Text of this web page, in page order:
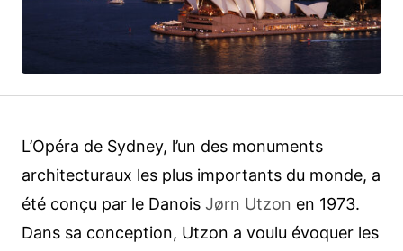
L’Opéra de Sydney, l’un des monuments
architecturaux les plus importants du monde, a
été conçu par le Danois Jørn Utzon en 1973.
Dans sa conception, Utzon a voulu évoquer les